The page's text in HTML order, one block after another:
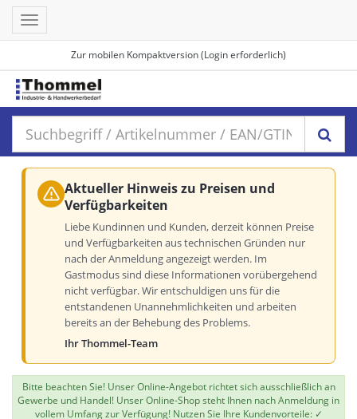
Zur mobilen Kompaktversion (Login erforderlich)
Toggle
navigation
Aktueller Hinweis zu Preisen und
Verfügbarkeiten
Liebe Kundinnen und Kunden, derzeit können Preise
und Verfügbarkeiten aus technischen Gründen nur
nach der Anmeldung angezeigt werden. Im
Gastmodus sind diese Informationen vorübergehend
nicht verfügbar. Wir entschuldigen uns für die
entstandenen Unannehmlichkeiten und arbeiten
bereits an der Behebung des Problems.
Ihr Thommel-Team
Bitte beachten Sie! Unser Online-Angebot richtet sich ausschließlich an
Gewerbe und Handel! Unser Online-Shop steht Ihnen nach Anmeldung in
vollem Umfang zur Verfügung! Nutzen Sie Ihre Kundenvorteile: ✓